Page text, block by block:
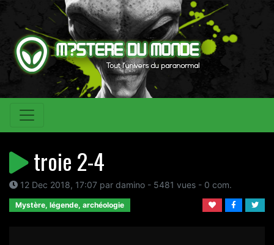
troie 2-4
12 Dec 2018, 17:07 par damino - 5481 vues - 0 com.
Mystère, légende, archéologie